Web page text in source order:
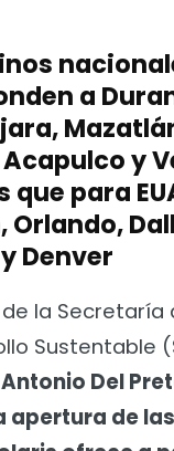
a
y
para
Orlando,
Denver
la Secretaría
Sustentable
Del
apertura de las